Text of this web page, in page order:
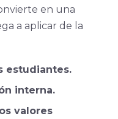
en una
a aplicar de la
estudiantes.
interna.
valores